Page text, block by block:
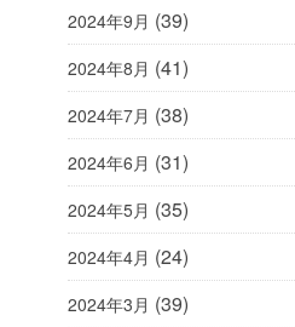
2024年9月 (39)
2024年8月 (41)
2024年7月 (38)
2024年6月 (31)
2024年5月 (35)
2024年4月 (24)
2024年3月 (39)